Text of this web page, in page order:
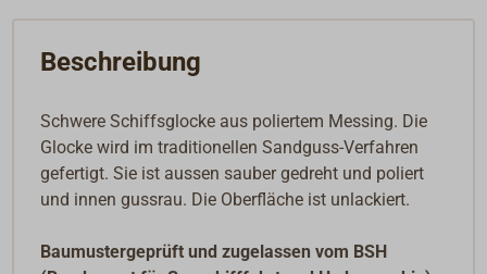
Beschreibung
Schwere Schiffsglocke aus poliertem Messing. Die
Glocke wird im traditionellen Sandguss-Verfahren
gefertigt. Sie ist aussen sauber gedreht und poliert
und innen gussrau. Die Oberfläche ist unlackiert.
Baumustergeprüft und zugelassen vom BSH